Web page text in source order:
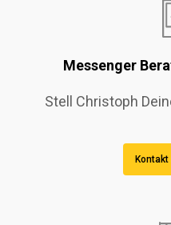
Messenger
Stell Christoph